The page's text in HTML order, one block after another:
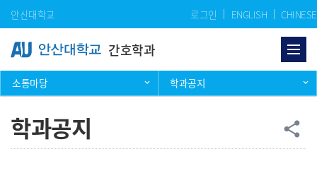
Skip Menu
안산대학교 로그인 ENGLISH CHINESE
간호학과
소통마당 학과공지
학과공지 공
share